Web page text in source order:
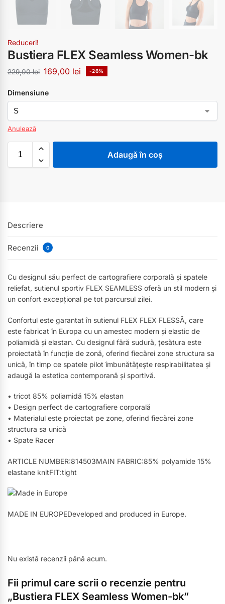
Reduceri!
Bustiera FLEX Seamless Women-bk
229,00lei 169,00 lei -26%
Dimensiune
Anulează
Adaugă în coș
Descriere
Recenzii 0
Cu designul său perfect de cartografiere corporală și spatele
reliefat, sutienul sportiv FLEX SEAMLESS oferă un stil modern și
un confort excepțional pe tot parcursul zilei.
Confortul este garantat în sutienul FLEX FLEX FLESSĂ, care
este fabricat în Europa cu un amestec modern și elastic de
poliamidă și elastan. Cu designul fără sudură, țesătura este
proiectată în funcție de zonă, oferind fiecărei zone structura sa
unică, în timp ce spatele pilot îmbunătățește respirabilitatea și
adaugă la estetica contemporană și sportivă.
• tricot 85% poliamidă 15% elastan
• Design perfect de cartografiere corporală
• Materialul este proiectat pe zone, oferind fiecărei zone
structura sa unică
• Spate Racer
ARTICLE NUMBER:814503MAIN FABRIC:85% polyamide 15%
elastane knitFIT:tight
MADE IN EUROPEDeveloped and produced in Europe.
Nu există recenzii până acum.
Fii primul care scrii o recenzie pentru
„Bustiera FLEX Seamless Women-bk”